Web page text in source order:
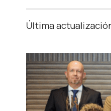
Última